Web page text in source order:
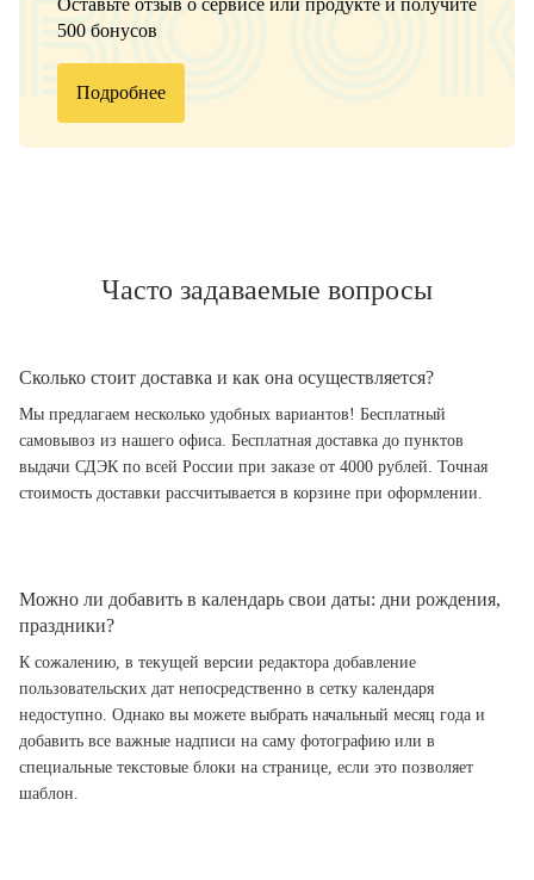
Оставьте отзыв о сервисе или продукте и получите
500 бонусов
Подробнее
Часто задаваемые вопросы
Сколько стоит доставка и как она осуществляется?
Мы предлагаем несколько удобных вариантов! Бесплатный
самовывоз из нашего офиса. Бесплатная доставка до пунктов
выдачи СДЭК по всей России при заказе от 4000 рублей. Точная
стоимость доставки рассчитывается в корзине при оформлении.
Можно ли добавить в календарь свои даты: дни рождения,
праздники?
К сожалению, в текущей версии редактора добавление
пользовательских дат непосредственно в сетку календаря
недоступно. Однако вы можете выбрать начальный месяц года и
добавить все важные надписи на саму фотографию или в
специальные текстовые блоки на странице, если это позволяет
шаблон.